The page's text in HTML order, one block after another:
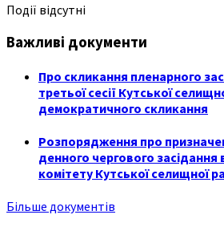
Події відсутні
Важливі документи
Про скликання пленарного
третьої сесії Кутської
демократичного скликання
Розпорядження про
денного чергового засідання
комітету Кутської селищної
Більше документів